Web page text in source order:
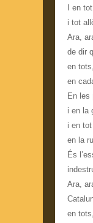
I en
i tot
Ara,
de dir
en
en
En les
i en la
i en
en la
És
Ara,
en